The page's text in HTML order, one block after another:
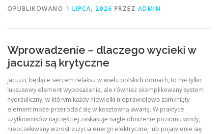
OPUBLIKOWANO 1 LIPCA, 2026 PRZEZ ADMIN
Wprowadzenie – dlaczego wycieki w
jacuzzi są krytyczne
Jacuzzi, będące sercem relaksu w wielu polskich domach, to nie tylko
luksusowy element wyposażenia, ale również skomplikowany system
hydrauliczny, w którym każdy niewielki nieprawidłowo zamknięty
element może przerodzić się w kosztowną awarię. W praktyce
użytkowników najczęściej zaskakuje nagłe obniżenie poziomu wody,
nieoczekiwany wzrost zużycia energii elektrycznej lub pojawienie się